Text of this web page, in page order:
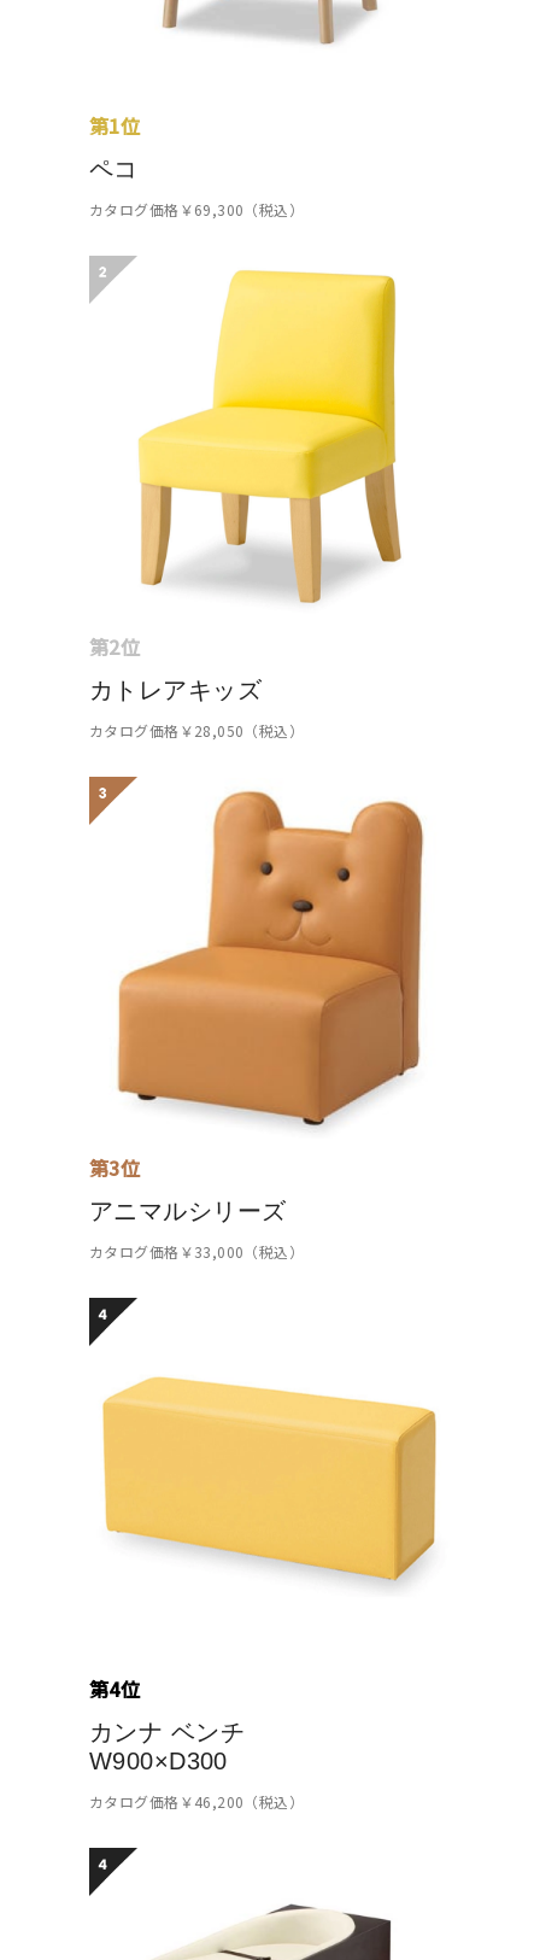
第1位
ペコ
カタログ価格￥69,300（税込）
第2位
カトレアキッズ
カタログ価格￥28,050（税込）
第3位
アニマルシリーズ
カタログ価格￥33,000（税込）
第4位
カンナ ベンチ
W900×D300
カタログ価格￥46,200（税込）